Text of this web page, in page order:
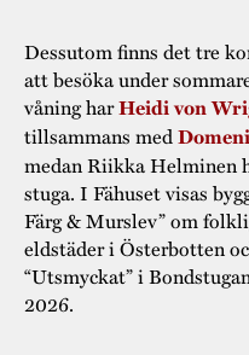
Dessutom finns det tre
att besöka under
våning harHeidi von
tillsammans med
medan Riikka Helminen
stuga. I Fähuset visas
Färg & Murslev” om
eldstäder i Österbotten
“Utsmyckat” i
2026.